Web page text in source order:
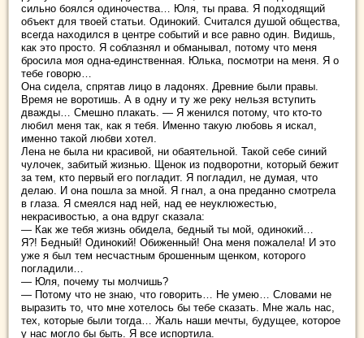
сильно боялся одиночества… Юля, ты права. Я подходящий
объект для твоей статьи. Одинокий. Считался душой общества,
всегда находился в центре событий и все равно один. Видишь,
как это просто. Я соблазнял и обманывал, потому что меня
бросила моя одна-единственная. Юлька, посмотри на меня. Я о
тебе говорю…
Она сидела, спрятав лицо в ладонях. Древние были правы.
Время не воротишь. А в одну и ту же реку нельзя вступить
дважды… Смешно плакать. — Я женился потому, что кто-то
любил меня так, как я тебя. Именно такую любовь я искал,
именно такой любви хотел.
Лена не была ни красивой, ни обаятельной. Такой себе синий
чулочек, забитый жизнью. Щенок из подворотни, который бежит
за тем, кто первый его погладит. Я погладил, не думая, что
делаю. И она пошла за мной. Я гнал, а она преданно смотрела
в глаза. Я смеялся над ней, над ее неуклюжестью,
некрасивостью, а она вдруг сказала:
— Как же тебя жизнь обидела, бедный ты мой, одинокий…
Я?! Бедный! Одинокий! Обиженный! Она меня пожалела! И это
уже я был тем несчастным брошенным щенком, которого
погладили…
— Юля, почему ты молчишь?
— Потому что не знаю, что говорить… Не умею… Словами не
выразить то, что мне хотелось бы тебе сказать. Мне жаль нас,
тех, которые были тогда… Жаль наши мечты, будущее, которое
у нас могло бы быть. Я все испортила.